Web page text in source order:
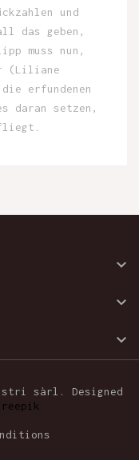
und
das geben,
muss nun,
(Liliane
erfundenen
daran setzen,



sàrl. Designed